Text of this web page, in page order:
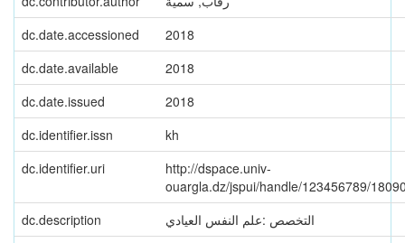
dc.date.accessioned
2018
dc.date.available
2018
dc.date.issued
2018
dc.identifier.issn
kh
dc.identifier.uri
http://dspace.univ-
ouargla.dz/jspui/handle/123456789/
dc.description
التخصص :علم النفس العيادي